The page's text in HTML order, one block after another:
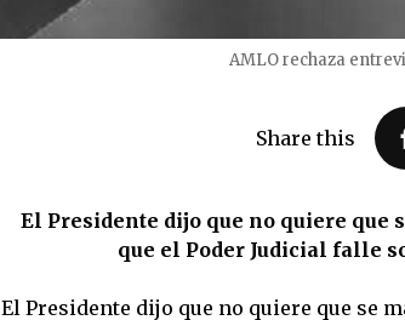
AMLO rechaza
Share this
El Presidente dijo que no quiere
que el Poder Judicial falle
El Presidente dijo que no quiere que se